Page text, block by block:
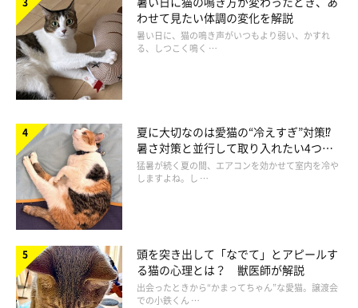
ねこのきもち投稿写真ギャラリー
ーー猫が楽しそうにしていると、飼い主さんももっと楽しませて
獣医師：
「そうですね。遊びやグルーミングなど、飼い主さんとのコミュ
ニケーションを通じて多少テンションが上がっているくらいであ
れば、特に問題はありません。
ただし、猫のテンションが過剰に高くなっているように見えるの
わせて見たい体調の変化を解説
暑い日に、猫の鳴き声がいつもより弱い、かすれ
る、しつこく鳴く …
夏に大切なのは愛猫の“冷えすぎ”対策⁉
暑さ対策と並行して取り入れたい4つの
工夫
猛暑が続く夏の間、エアコンを効かせて室内を冷や
しますよね。し …
頭を突き出して「なでて」とアピールす
る猫の心理とは？ 獣医師が解説
出会ったときから“かまってちゃん”な愛猫。譲渡会
での小鉄くん …